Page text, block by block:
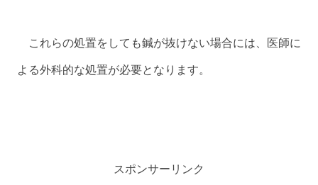
これらの処置をしても鍼が抜けない場合には、医師に
よる外科的な処置が必要となります。
スポンサーリンク